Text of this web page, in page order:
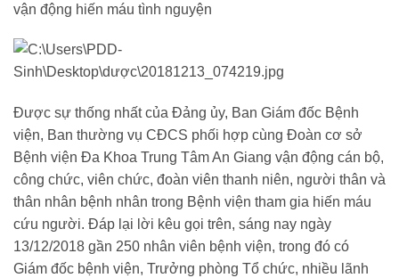
vận động hiến máu tình nguyện
Được sự thống nhất của Đảng ủy, Ban Giám đốc Bệnh
viện, Ban thường vụ CĐCS phối hợp cùng Đoàn cơ sở
Bệnh viện Đa Khoa Trung Tâm An Giang vận động cán bộ,
công chức, viên chức, đoàn viên thanh niên, người thân và
thân nhân bệnh nhân trong Bệnh viện tham gia hiến máu
cứu người. Đáp lại lời kêu gọi trên, sáng nay ngày
13/12/2018 gần 250 nhân viên bệnh viện, trong đó có
Giám đốc bệnh viện, Trưởng phòng Tổ chức, nhiều lãnh